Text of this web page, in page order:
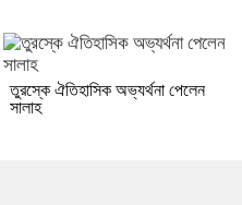
তুরস্কে ঐতিহাসিক অভ্যর্থনা পেলেন
সালাহ